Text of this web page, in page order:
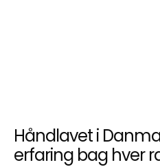
Håndlavet i
erfaring bag hver